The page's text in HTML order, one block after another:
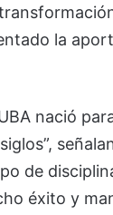
la
nació
de
éxito y